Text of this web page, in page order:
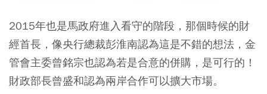
2015年也是馬政府進入看守的階段，那個時候的財
經首長，像央行總裁彭淮南認為這是不錯的想法，金
管會主委曾銘宗也認為若是合意的併購，是可行的！
財政部長曾盛和認為兩岸合作可以擴大市場。